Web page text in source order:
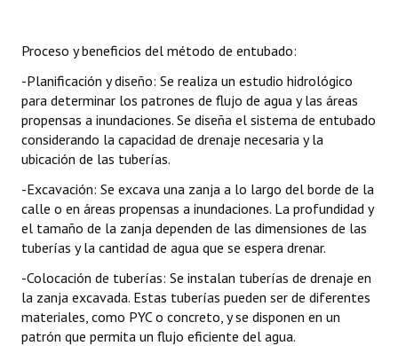
Proceso y beneficios del método de entubado:
-Planificación y diseño: Se realiza un estudio hidrológico
para determinar los patrones de flujo de agua y las áreas
propensas a inundaciones. Se diseña el sistema de entubado
considerando la capacidad de drenaje necesaria y la
ubicación de las tuberías.
-Excavación: Se excava una zanja a lo largo del borde de la
calle o en áreas propensas a inundaciones. La profundidad y
el tamaño de la zanja dependen de las dimensiones de las
tuberías y la cantidad de agua que se espera drenar.
-Colocación de tuberías: Se instalan tuberías de drenaje en
la zanja excavada. Estas tuberías pueden ser de diferentes
materiales, como PYC o concreto, y se disponen en un
patrón que permita un flujo eficiente del agua.